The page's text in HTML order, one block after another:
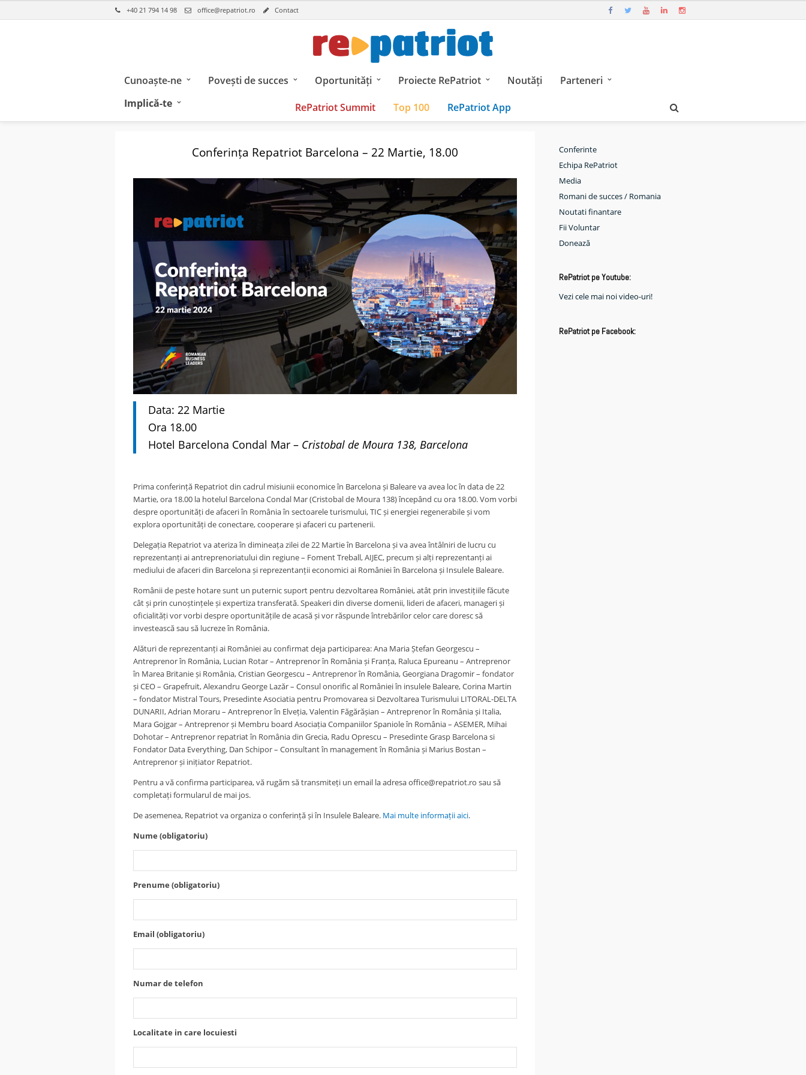
+40 21 794 14 98 office@repatriot.ro Contact
Cunoaște-ne Povești de succes Oportunități Proiecte RePatriot Noutăți
Parteneri
Implică-te
RePatriot Summit Top 100 RePatriot App
Conferința Repatriot Barcelona – 22 Martie, 18.00
Data: 22 Martie
Ora 18.00
Hotel Barcelona Condal Mar – Cristobal de Moura 138, Barcelona
Prima conferință Repatriot din cadrul misiunii economice în Barcelona și Baleare va avea loc în data de 22
Martie, ora 18.00 la hotelul Barcelona Condal Mar (Cristobal de Moura 138) începând cu ora 18.00. Vom vorbi
despre oportunități de afaceri în România în sectoarele turismului, TIC și energiei regenerabile și vom
explora oportunități de conectare, cooperare și afaceri cu partenerii.
Delegația Repatriot va ateriza în dimineața zilei de 22 Martie în Barcelona și va avea întâlniri de lucru cu
reprezentanți ai antreprenoriatului din regiune – Foment Treball, AIJEC, precum și alți reprezentanți ai
mediului de afaceri din Barcelona și reprezentanții economici ai României în Barcelona și Insulele Baleare.
Românii de peste hotare sunt un puternic suport pentru dezvoltarea României, atât prin investițiile făcute
cât și prin cunoștințele și expertiza transferată. Speakeri din diverse domenii, lideri de afaceri, manageri și
oficialități vor vorbi despre oportunitățile de acasă și vor răspunde întrebărilor celor care doresc să
investească sau să lucreze în România.
Alături de reprezentanți ai României au confirmat deja participarea: Ana Maria Ștefan Georgescu –
Antreprenor în România, Lucian Rotar – Antreprenor în România și Franța, Raluca Epureanu – Antreprenor
în Marea Britanie și România, Cristian Georgescu – Antreprenor în România, Georgiana Dragomir – fondator
și CEO – Grapefruit, Alexandru George Lazăr – Consul onorific al României în insulele Baleare, Corina Martin
– fondator Mistral Tours, Presedinte Asociatia pentru Promovarea si Dezvoltarea Turismului LITORAL-DELTA
DUNARII, Adrian Moraru – Antreprenor în Elveția, Valentin Făgărășian – Antreprenor în România și Italia,
Mara Gojgar – Antreprenor și Membru board Asociația Companiilor Spaniole în România – ASEMER, Mihai
Dohotar – Antreprenor repatriat în România din Grecia, Radu Oprescu – Presedinte Grasp Barcelona si
Fondator Data Everything, Dan Schipor – Consultant în management în România și Marius Bostan –
Antreprenor și inițiator Repatriot.
Pentru a vă confirma participarea, vă rugăm să transmiteți un email la adresa office@repatriot.ro sau să
completați formularul de mai jos.
De asemenea, Repatriot va organiza o conferință și în Insulele Baleare. Mai multe informații aici.
Nume (obligatoriu)
Prenume (obligatoriu)
Email (obligatoriu)
Numar de telefon
Localitate in care locuiesti
Conferinte
Echipa RePatriot
Media
Romani de succes / Romania
Noutati finantare
Fii Voluntar
Donează
RePatriot pe Youtube:
Vezi cele mai noi video-uri!
RePatriot pe Facebook: